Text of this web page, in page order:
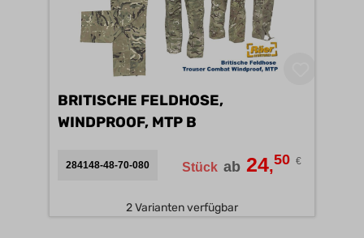
BRITISCHE FELDHOSE,
WINDPROOF, MTP B
284148-48-70-080 Stück ab 24,50 €
2 Varianten verfügbar